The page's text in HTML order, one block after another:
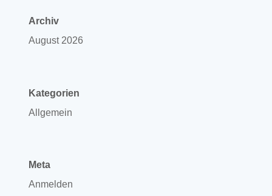
Archiv
August 2026
Kategorien
Allgemein
Meta
Anmelden